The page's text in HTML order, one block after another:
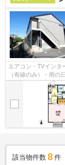
エアコン・TVインタ
（有線のみ）・雨の
該当物件数 8件